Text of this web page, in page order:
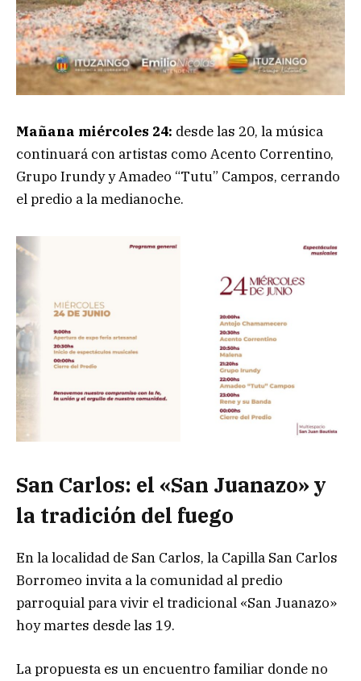
Mañana miércoles 24: desde las 20, la música
continuará con artistas como Acento Correntino,
Grupo Irundy y Amadeo “Tutu” Campos, cerrando
el predio a la medianoche.
San Carlos: el «San Juanazo» y
la tradición del fuego
En la localidad de San Carlos, la Capilla San Carlos
Borromeo invita a la comunidad al predio
parroquial para vivir el tradicional «San Juanazo»
hoy martes desde las 19.
La propuesta es un encuentro familiar donde no